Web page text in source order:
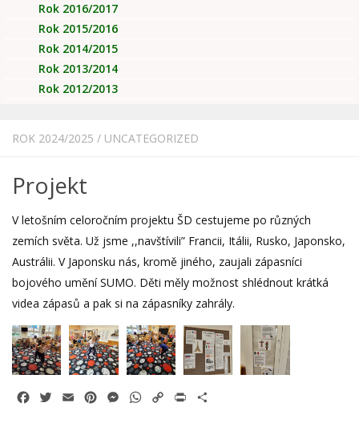
ROK 2024/2025 / UNCATEGORIZED
Projekt
V letošním celoročním projektu ŠD cestujeme po různých
zemích světa. Už jsme ,,navštívili” Francii, Itálii, Rusko, Japonsko,
Austrálii. V Japonsku nás, kromě jiného, zaujali zápasníci
bojového umění SUMO. Děti měly možnost shlédnout krátká
videa zápasů a pak si na zápasníky zahrály.
FacebookTwitterEmail PinterestMessenger
WhatsApp
Copy
Print
Rok 2016/2017
Rok 2015/2016
Rok 2014/2015
Rok 2013/2014
Rok 2012/2013